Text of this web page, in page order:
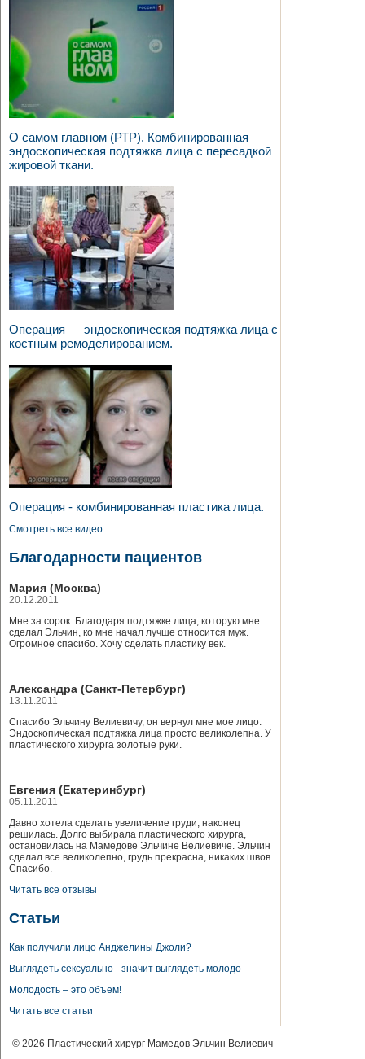
О самом главном (РТР). Комбинированная
эндоскопическая подтяжка лица с пересадкой
жировой ткани.
Операция — эндоскопическая подтяжка лица с
костным ремоделированием.
Операция - комбинированная пластика лица.
Смотреть все видео
Благодарности пациентов
Мария (Москва)
20.12.2011
Мне за сорок. Благодаря подтяжке лица, которую мне
сделал Эльчин, ко мне начал лучше относится муж.
Огромное спасибо. Хочу сделать пластику век.
Александра (Санкт-Петербург)
13.11.2011
Спасибо Эльчину Велиевичу, он вернул мне мое лицо.
Эндоскопическая подтяжка лица просто великолепна. У
пластического хирурга золотые руки.
Евгения (Екатеринбург)
05.11.2011
Давно хотела сделать увеличение груди, наконец
решилась. Долго выбирала пластического хирурга,
остановилась на Мамедове Эльчине Велиевиче. Эльчин
сделал все великолепно, грудь прекрасна, никаких швов.
Спасибо.
Читать все отзывы
Статьи
Как получили лицо Анджелины Джоли?
Выглядеть сексуально - значит выглядеть молодо
Молодость – это объем!
Читать все статьи
© 2026 Пластический хирург Мамедов Эльчин Велиевич